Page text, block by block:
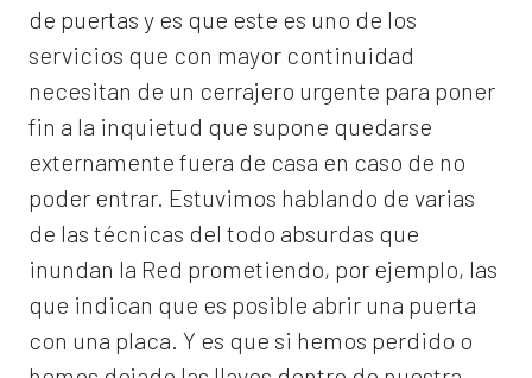
de puertas y es que este es uno de los
servicios que con mayor continuidad
necesitan de un cerrajero urgente para poner
fin a la inquietud que supone quedarse
externamente fuera de casa en caso de no
poder entrar. Estuvimos hablando de varias
de las técnicas del todo absurdas que
inundan la Red prometiendo, por ejemplo, las
que indican que es posible abrir una puerta
con una placa. Y es que si hemos perdido o